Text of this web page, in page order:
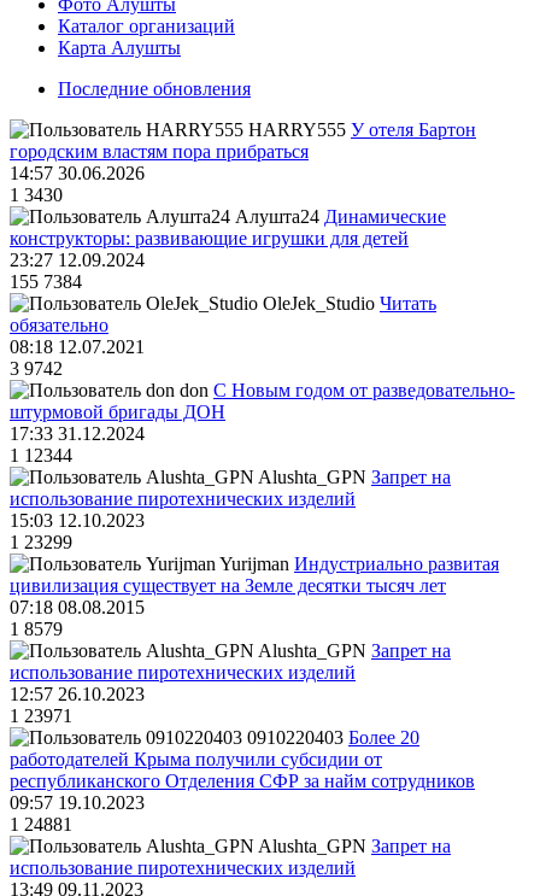
Фото Алушты
Каталог организаций
Карта Алушты
Последние обновления
HARRY555 У отеля Бартон
городским властям пора прибраться
14:57 30.06.2026
1 3430
Алушта24 Динамические
конструкторы: развивающие игрушки для детей
23:27 12.09.2024
155 7384
OleJek_Studio Читать
обязательно
08:18 12.07.2021
3 9742
don С Новым годом от разведовательно-
штурмовой бригады ДОН
17:33 31.12.2024
1 12344
Alushta_GPN Запрет на
использование пиротехнических изделий
15:03 12.10.2023
1 23299
Yurijman Индустриально развитая
цивилизация существует на Земле десятки тысяч лет
07:18 08.08.2015
1 8579
Alushta_GPN Запрет на
использование пиротехнических изделий
12:57 26.10.2023
1 23971
0910220403 Более 20
работодателей Крыма получили субсидии от
республиканского Отделения СФР за найм сотрудников
09:57 19.10.2023
1 24881
Alushta_GPN Запрет на
использование пиротехнических изделий
13:49 09.11.2023